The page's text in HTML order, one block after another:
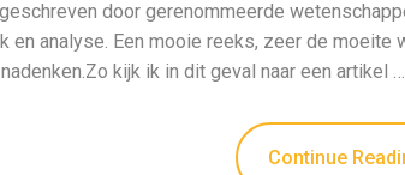
door gerenommeerde
en analyse. Een mooie reeks, zeer de moeite
kijk ik in dit geval naar een artikel …
Continue